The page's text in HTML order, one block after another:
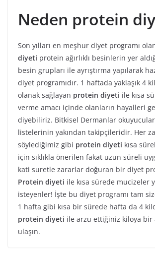
Neden protein
Son yılları en meşhur diyet programı
diyeti protein ağırlıklı besinlerin yer
besin grupları ile ayrıştırma yapılarak
diyet programıdır. 1 haftada yaklaşık 4
olanak sağlayan protein diyeti ile kısa
verme amacı içinde olanların hayalleri
diyebiliriz. Bitkisel Dermanlar
listelerinin yakından takipçileridir. Her
söylediğimiz gibi protein diyeti kısa
için sıklıkla önerilen fakat uzun süreli
kati suretle zararlar doğuran bir diyet
Protein diyeti ile kısa sürede mucizeler
isteyenler! İşte bu diyet programı tam
1 hafta gibi kısa bir sürede hafta da 4
protein diyeti ile arzu ettiğiniz kiloya bir
ulaşın.